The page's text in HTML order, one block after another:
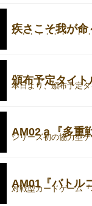
疾さこそ我が
頒布予定タイ
AM02ａ『多重
AM01『バトル